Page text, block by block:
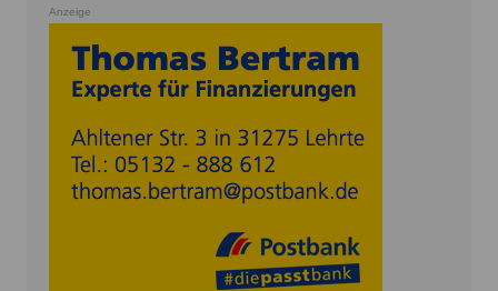
Anzeige